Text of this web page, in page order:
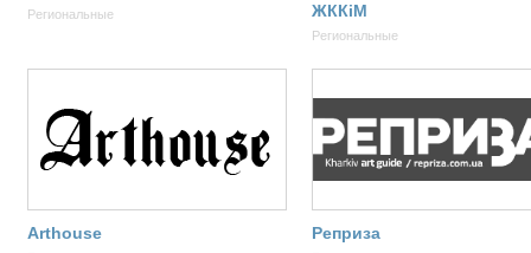
Региональные
ЖККіМ
Региональные
Arthouse Реприза